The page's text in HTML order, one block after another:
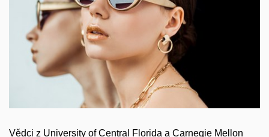
Vědci z University of Central Florida a Carnegie Mellon